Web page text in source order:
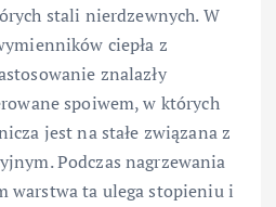
stali nierdzewnych. W
ciepła z
znalazły
spoiwem, w których
jest na stałe związana z
Podczas nagrzewania
warstwa ta ulega stopieniu i